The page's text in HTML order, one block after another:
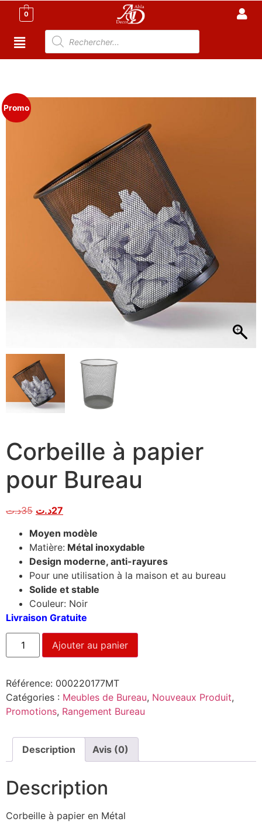
0
Promo
Corbeille à papier
pour Bureau
35د.ت 27د.ت
Moyen modèle
Matière: Métal inoxydable
Design moderne, anti-rayures
Pour une utilisation à la maison et au bureau
Solide et stable
Couleur: Noir
Livraison Gratuite
Ajouter au panier
Référence: 000220177MT
Catégories : Meubles de Bureau, Nouveaux Produit,
Promotions, Rangement Bureau
Description Avis (0)
Description
Corbeille à papier en Métal